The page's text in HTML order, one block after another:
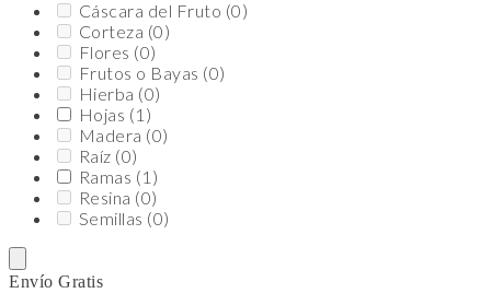
Cáscara del Fruto (0)
Corteza (0)
Flores (0)
Frutos o Bayas (0)
Hierba (0)
Hojas (1)
Madera (0)
Raíz (0)
Ramas (1)
Resina (0)
Semillas (0)
Envío Gratis